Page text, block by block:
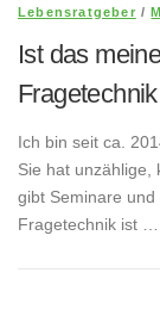
Lebensratgeber /
Ist das
Ich bin seit ca.
Sie hat unzählige,
gibt Seminare
Fragetechnik ist …